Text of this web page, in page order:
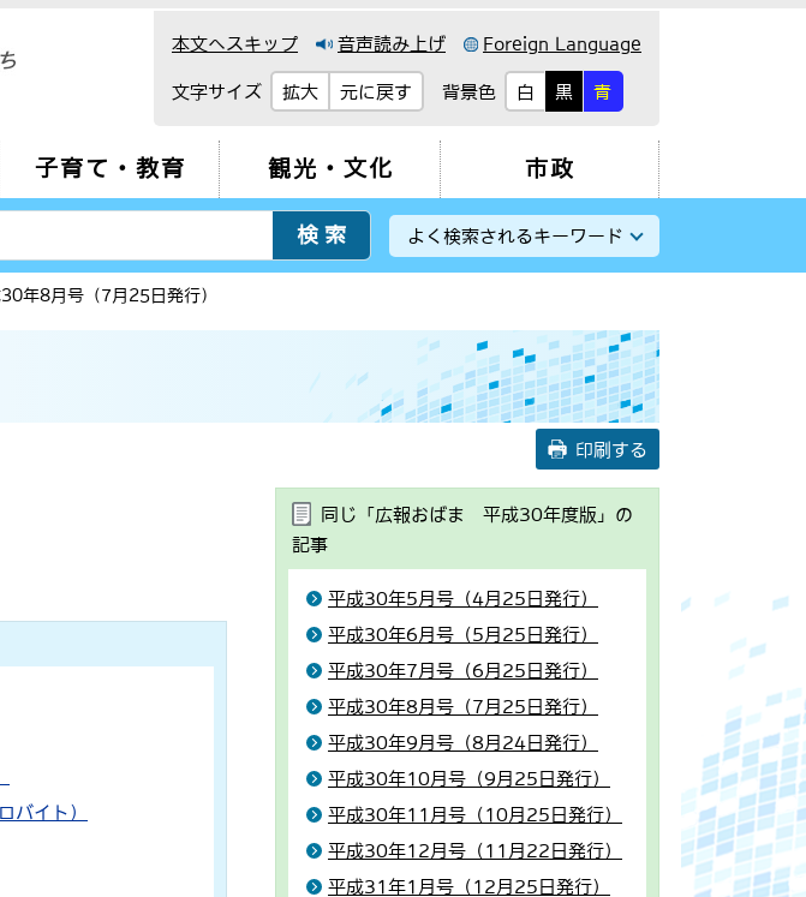
本文へスキップ 音声読み上げ Foreign Language
文字サイズ 拡大 元に戻す 背景色 白 黒 青
子育て・教育 観光・文化 市政
よく検索されるキーワード
年8月号（7月25日発行）
印刷する
バイト）
同じ「広報おばま 平成30年度版」の
記事
平成30年5月号（4月25日発行）
平成30年6月号（5月25日発行）
平成30年7月号（6月25日発行）
平成30年8月号（7月25日発行）
平成30年9月号（8月24日発行）
平成30年10月号（9月25日発行）
平成30年11月号（10月25日発行）
平成30年12月号（11月22日発行）
平成31年1月号（12月25日発行）